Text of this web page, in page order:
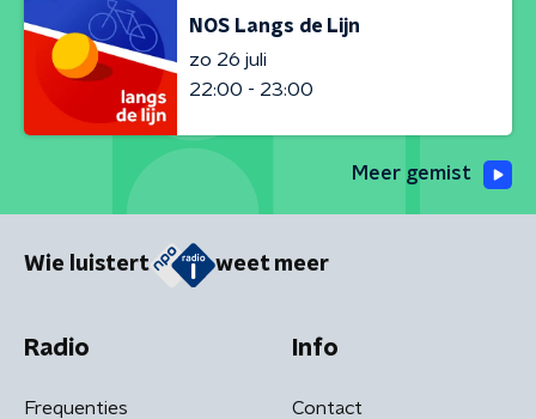
NOS Langs de Lijn
zo 26 juli
22:00 - 23:00
Meer gemist
Wie luistert weet meer
Radio
Frequenties
Info
Contact